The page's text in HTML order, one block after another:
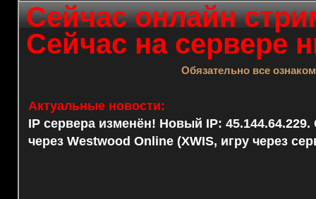
Сейчас онлайн
Сейчас на сервере
Обязательно все
Актуальные новости:
IP сервера изменён! Новый IP: 45.144.64.229.
через Westwood Online (XWIS, игру через